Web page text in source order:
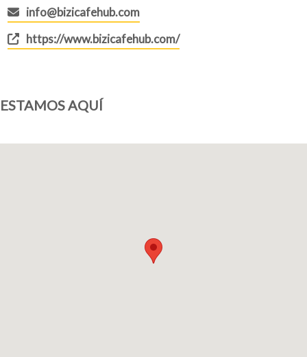
info@bizicafehub.com
https://www.bizicafehub.com/
ESTAMOS AQUÍ